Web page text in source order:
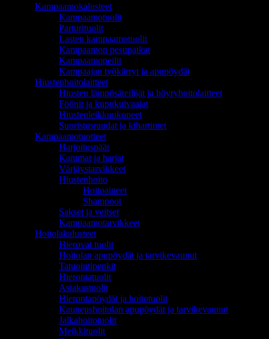
Kampaamokalusteet
Kampaamotuolit
Parturituolit
Lasten kampaamotuolit
Kampaamon pesupaikat
Kampaamopeilit
Kampaajan työkärryt ja apupöydät
Hiustenhoitolaitteet
Hiusten lämpösäteilijät ja höyryhoitolaitteet
Föönit ja kupukuivaajat
Hiustenleikkuukoneet
Suoristusraudat ja kihartimet
Kampaamotuotteet
Harjoituspäät
Kammat ja harjat
Värjäystarvikkeet
Hiustenhoito
Hoitoaineet
Shampoot
Sakset ja veitset
Kampaamotarvikkeet
Hoitolakalusteet
Hierovat tuolit
Hoitolan apupöydät ja tarvikevaunut
Tatuointipenkit
Hierontatuolit
Asiakastuolit
Hierontapöydät ja hoitotuolit
Kauneushoitolan apupöydät ja tarvikevaunut
Jalkahoitotuolit
Meikkituolit